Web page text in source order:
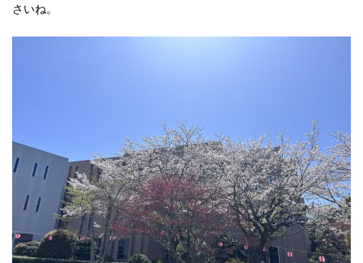
さいね。